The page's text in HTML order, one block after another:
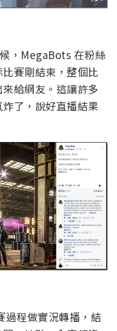
，MegaBots 在粉絲
賽剛結束，整個比
給網友。這讓許多
了，說好直播結果
程做實況轉播，結